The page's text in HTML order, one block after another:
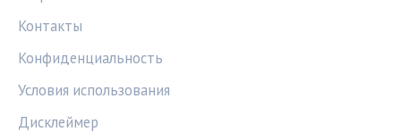
Контакты
Конфиденциальность
Условия использования
Дисклеймер